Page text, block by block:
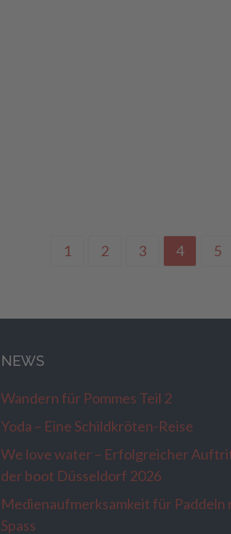
1 2 3 4 5
NEWS
Wandern für Pommes Teil 2
Yoda – Eine Schildkröten-Reise
We love water – Erfolgreicher
der boot Düsseldorf 2026
Medienaufmerksamkeit für Paddeln
Spass